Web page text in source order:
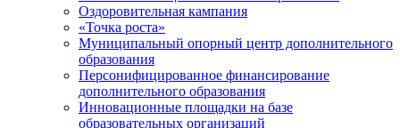
Оздоровительная кампания
«Точка роста»
Муниципальный опорный центр дополнительного
образования
Персонифицированное финансирование
дополнительного образования
Инновационные площадки на базе
образовательных организаций